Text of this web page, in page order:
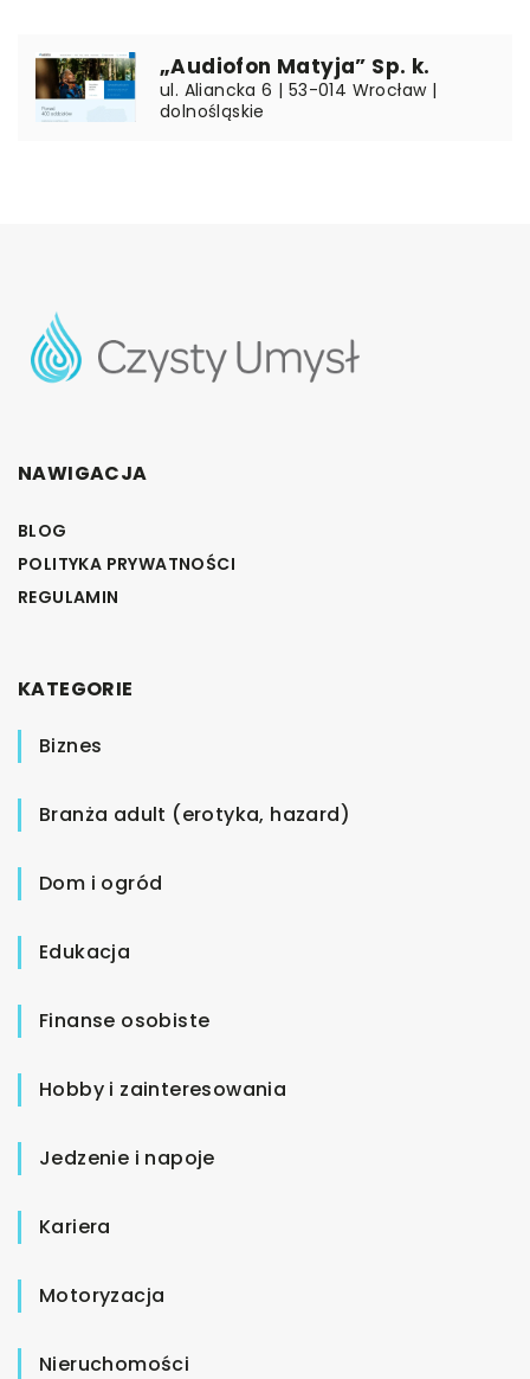
„Audiofon Matyja” Sp. k.
ul. Aliancka 6 | 53-014 Wrocław |
dolnośląskie
NAWIGACJA
BLOG
POLITYKA PRYWATNOŚCI
REGULAMIN
KATEGORIE
Biznes
Branża adult (erotyka, hazard)
Dom i ogród
Edukacja
Finanse osobiste
Hobby i zainteresowania
Jedzenie i napoje
Kariera
Motoryzacja
Nieruchomości